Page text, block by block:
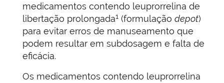
medicamentos contendo leuprorrelina de
libertação prolongada1 (formulação depot)
para evitar erros de manuseamento que
podem resultar em subdosagem e falta de
eficácia.
Os medicamentos contendo leuprorrelina